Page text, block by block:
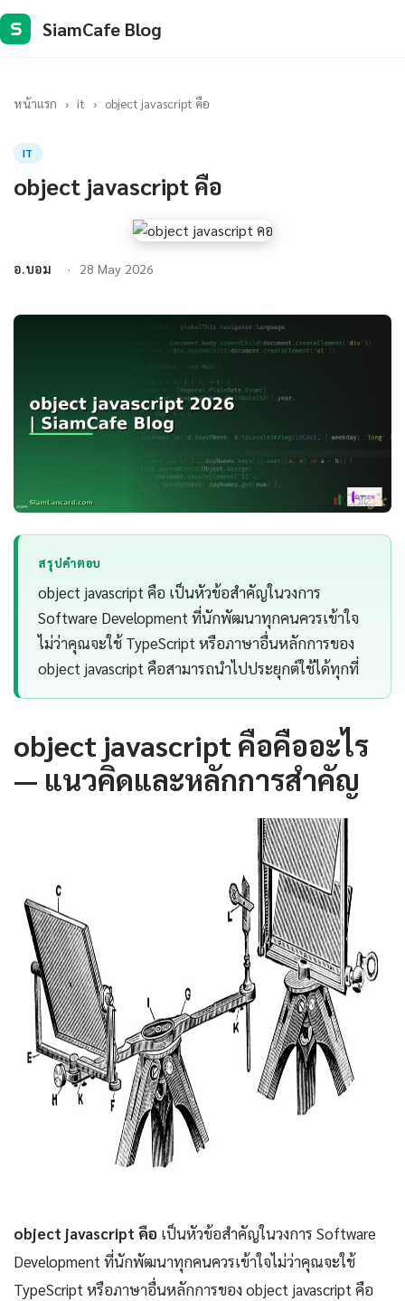
S SiamCafe Blog
หน้าแรก › it › object javascript คือ
IT
object javascript คือ
อ.บอม 28 May 2026
สรุปคำตอบ
object javascript คือ เป็นหัวข้อสำคัญในวงการ
Software Development ที่นักพัฒนาทุกคนควรเข้าใจ
ไม่ว่าคุณจะใช้ TypeScript หรือภาษาอื่นหลักการของ
object javascript คือสามารถนำไปประยุกต์ใช้ได้ทุกที่
object javascript คือคืออะไร
— แนวคิดและหลักการสำคัญ
object javascript คือ เป็นหัวข้อสำคัญในวงการ Software
Development ที่นักพัฒนาทุกคนควรเข้าใจไม่ว่าคุณจะใช้
TypeScript หรือภาษาอื่นหลักการของ object javascript คือ